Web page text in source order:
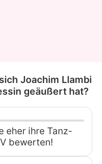
Joachim Llambi
geäußert hat?
eher ihre Tanz-
bewerten!